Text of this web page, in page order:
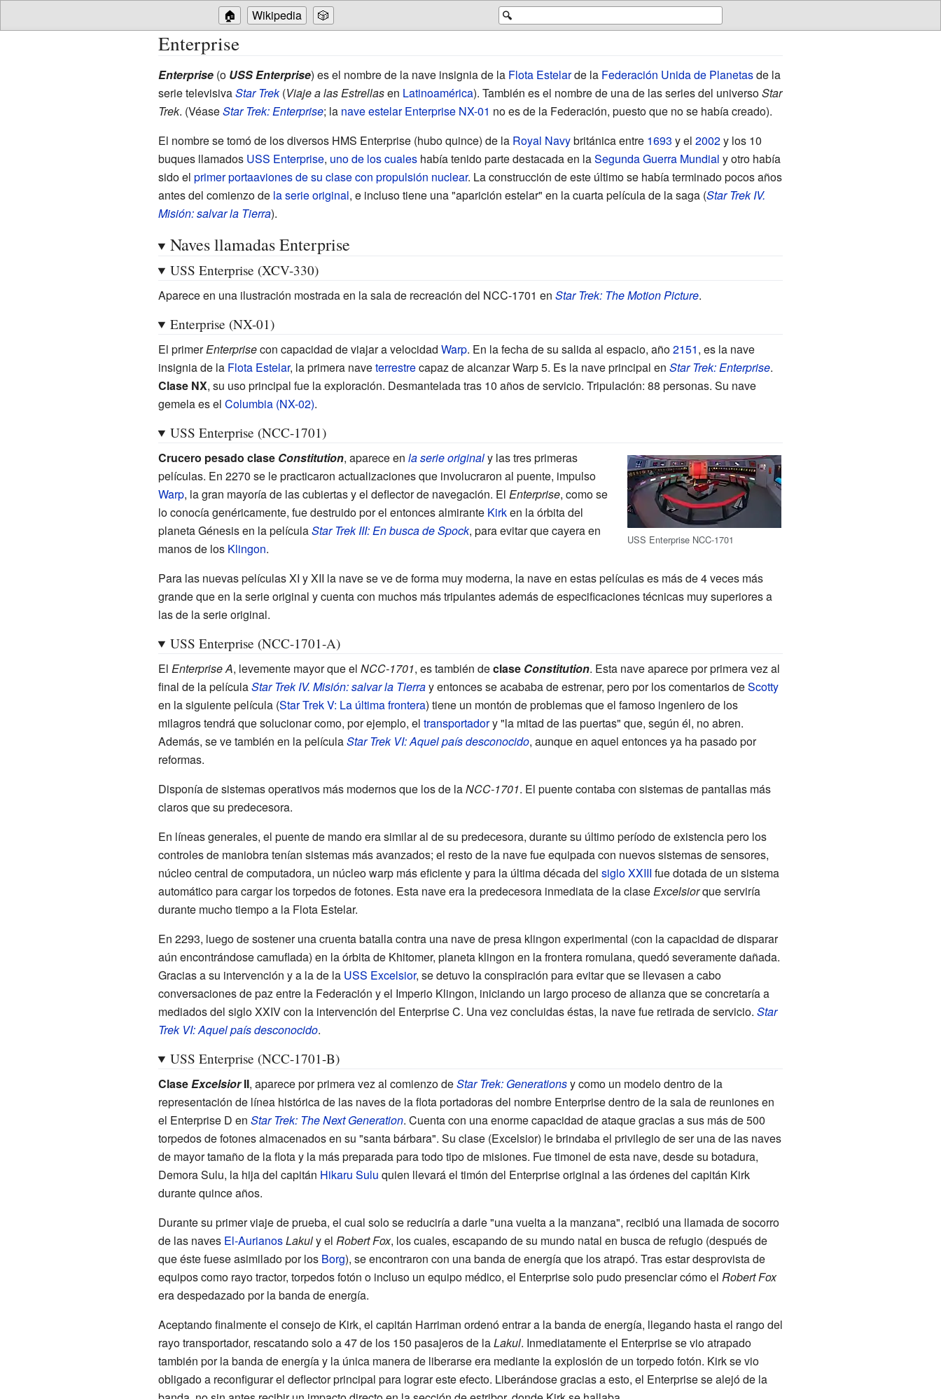
🔍
🏠 Wikipedia 🎲
Enterprise
Enterprise(o USS Enterprise) es el nombre de la nave insignia de la Flota Estelarde la Federación Unida de Planetasde la
serie televisivaStar Trek(Viaje a las Estrellasen Latinoamérica). También es el nombre de una de las series del universoStar
Trek. (VéaseStar Trek: Enterprise; la nave estelar Enterprise NX-01 no es de la Federación, puesto que no se había creado).
El nombre se tomó de los diversos HMS Enterprise(hubo quince) de la Royal Navybritánica entre 1693 y el 2002y los 10
buques llamados USS Enterprise, uno de los cualeshabía tenido parte destacada en laSegunda Guerra Mundial y otro había
sido el primer portaaviones de su clase con propulsión nuclear. La construcción de este último se había terminado pocos años
antes del comienzo de la serie original, e incluso tiene una "aparición estelar" en la cuarta película de la saga (Star Trek IV.
Misión: salvar la Tierra).
Naves llamadas Enterprise
USS Enterprise (XCV-330)
Aparece en una ilustración mostrada en la sala de recreación del NCC-1701 en Star Trek: The Motion Picture.
Enterprise (NX-01)
El primerEnterprisecon capacidad de viajar a velocidad Warp. En la fecha de su salida al espacio, año2151, es la nave
insignia de la Flota Estelar, la primera naveterrestrecapaz de alcanzar Warp 5. Es la nave principal en Star Trek: Enterprise.
Clase NX, su uso principal fue la exploración. Desmantelada tras 10 años de servicio. Tripulación: 88 personas. Su nave
gemela es el Columbia (NX-02).
USS Enterprise (NCC-1701)
USS Enterprise NCC-1701
Crucero pesado clase Constitution, aparece en la serie originaly las tres primeras
películas. En 2270 se le practicaron actualizaciones que involucraron al puente, impulso
Warp, la gran mayoría de las cubiertas y el deflector de navegación. El Enterprise, como se
lo conocía genéricamente, fue destruido por el entonces almirante Kirken la órbita del
planeta Génesis en la películaStar Trek III: En busca de Spock, para evitar que cayera en
manos de los Klingon.
Para las nuevas películas XI y XII la nave se ve de forma muy moderna, la nave en estas películas es más de 4 veces más
grande que en la serie original y cuenta con muchos más tripulantes además de especificaciones técnicas muy superiores a
las de la serie original.
USS Enterprise (NCC-1701-A)
El Enterprise A, levemente mayor que el NCC-1701, es también declase Constitution. Esta nave aparece por primera vez al
final de la películaStar Trek IV. Misión: salvar la Tierray entonces se acababa de estrenar, pero por los comentarios deScotty
en la siguiente película (Star Trek V: La última frontera) tiene un montón de problemas que el famoso ingeniero de los
milagros tendrá que solucionar como, por ejemplo, el transportadory "la mitad de las puertas" que, según él, no abren.
Además, se ve también en la películaStar Trek VI: Aquel país desconocido, aunque en aquel entonces ya ha pasado por
reformas.
Disponía de sistemas operativos más modernos que los de laNCC-1701. El puente contaba con sistemas de pantallas más
claros que su predecesora.
En líneas generales, el puente de mando era similar al de su predecesora, durante su último período de existencia pero los
controles de maniobra tenían sistemas más avanzados; el resto de la nave fue equipada con nuevos sistemas de sensores,
núcleo central de computadora, un núcleo warp más eficiente y para la última década del siglo XXIII fue dotada de un sistema
automático para cargar los torpedos de fotones. Esta nave era la predecesora inmediata de la clase Excelsiorque serviría
durante mucho tiempo a la Flota Estelar.
En 2293, luego de sostener una cruenta batalla contra una nave de presa klingon experimental (con la capacidad de disparar
aún encontrándose camuflada) en la órbita de Khitomer, planeta klingon en la frontera romulana, quedó severamente dañada.
Gracias a su intervención y a la de la USS Excelsior, se detuvo la conspiración para evitar que se llevasen a cabo
conversaciones de paz entre la Federación y el Imperio Klingon, iniciando un largo proceso de alianza que se concretaría a
mediados del siglo XXIV con la intervención del Enterprise C. Una vez concluidas éstas, la nave fue retirada de servicio. Star
Trek VI: Aquel país desconocido.
USS Enterprise (NCC-1701-B)
Clase ExcelsiorII, aparece por primera vez al comienzo deStar Trek: Generationsy como un modelo dentro de la
representación de línea histórica de las naves de la flota portadoras del nombre Enterprise dentro de la sala de reuniones en
el Enterprise D en Star Trek: The Next Generation. Cuenta con una enorme capacidad de ataque gracias a sus más de 500
torpedos de fotones almacenados en su "santa bárbara". Su clase (Excelsior) le brindaba el privilegio de ser una de las naves
de mayor tamaño de la flota y la más preparada para todo tipo de misiones. Fue timonel de esta nave, desde su botadura,
Demora Sulu, la hija del capitán Hikaru Sulu quien llevará el timón del Enterprise original a las órdenes del capitán Kirk
durante quince años.
Durante su primer viaje de prueba, el cual solo se reduciría a darle "una vuelta a la manzana", recibió una llamada de socorro
de las naves El-AurianosLakuly el Robert Fox, los cuales, escapando de su mundo natal en busca de refugio (después de
que éste fuese asimilado por los Borg), se encontraron con una banda de energía que los atrapó. Tras estar desprovista de
equipos como rayo tractor, torpedos fotón o incluso un equipo médico, el Enterprise solo pudo presenciar cómo el Robert Fox
era despedazado por la banda de energía.
Aceptando finalmente el consejo de Kirk, el capitán Harriman ordenó entrar a la banda de energía, llegando hasta el rango del
rayo transportador, rescatando solo a 47 de los 150 pasajeros de laLakul. Inmediatamente el Enterprise se vio atrapado
también por la banda de energía y la única manera de liberarse era mediante la explosión de un torpedo fotón. Kirk se vio
obligado a reconfigurar el deflector principal para lograr este efecto. Liberándose gracias a esto, el Enterprise se alejó de la